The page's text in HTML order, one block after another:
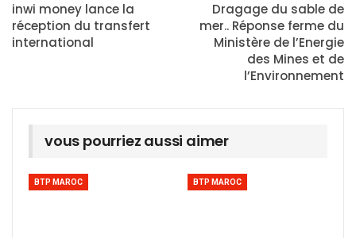
inwi money lance la
réception du transfert
international
Dragage du sable de
mer.. Réponse ferme du
Ministère de l’Energie
des Mines et de
l’Environnement
vous pourriez aussi aimer
BTP MAROC BTP MAROC